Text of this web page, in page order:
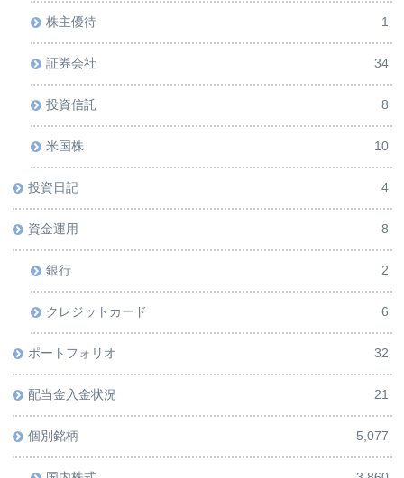
株主優待 1
証券会社 34
投資信託 8
米国株 10
投資日記 4
資金運用 8
銀行 2
クレジットカード 6
ポートフォリオ 32
配当金入金状況 21
個別銘柄 5,077